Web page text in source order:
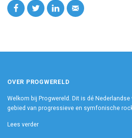
OVER PROGWERELD
Welkom bij Progwereld. Dit is dé
gebied van progressieve en symfonische
Lees verder